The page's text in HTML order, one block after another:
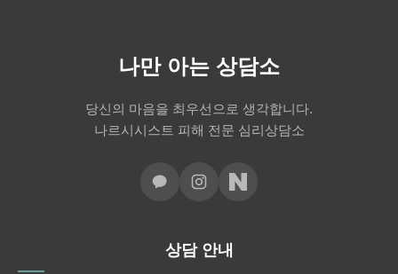
나만 아는 상담소
당신의 마음을 최우선으로 생각합니다.
나르시시스트 피해 전문 심리상담소
상담 안내